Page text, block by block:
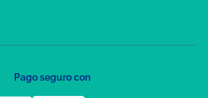
Pago seguro con